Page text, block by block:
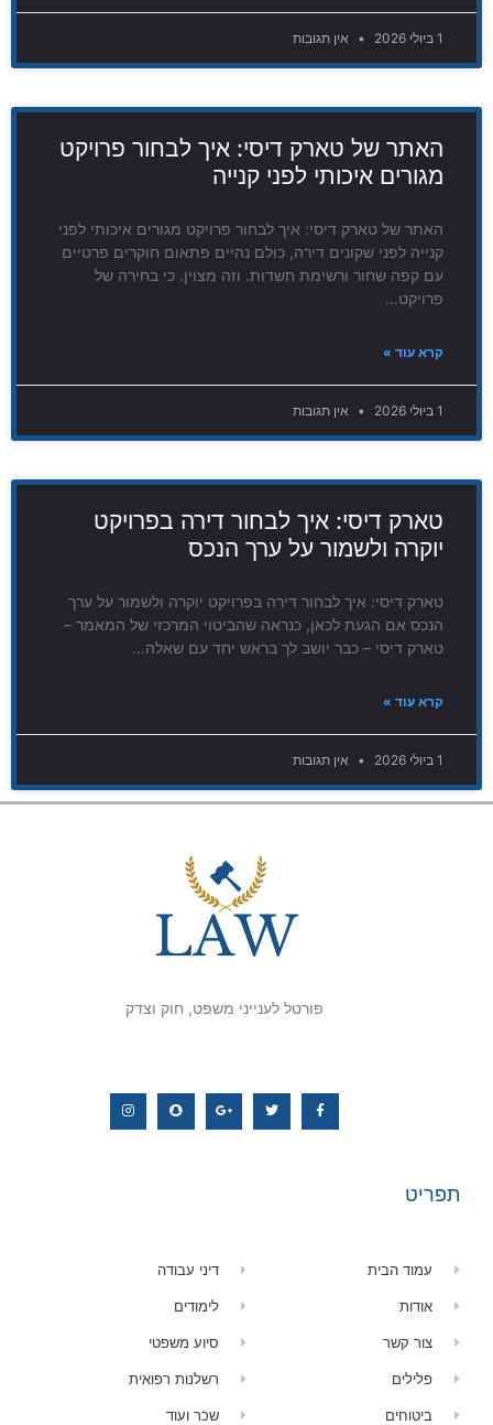
1 ביולי 2026 אין תגובות
האתר של טארק דיסי: איך לבחור פרויקט
מגורים איכותי לפני קנייה
האתר של טארק דיסי: איך לבחור פרויקט מגורים איכותי לפני
קנייה לפני שקונים דירה, כולם נהיים פתאום חוקרים פרטיים
עם קפה שחור ורשימת חשדות. וזה מצוין. כי בחירה של
פרויקט…
קרא עוד »
1 ביולי 2026 אין תגובות
טארק דיסי: איך לבחור דירה בפרויקט
יוקרה ולשמור על ערך הנכס
טארק דיסי: איך לבחור דירה בפרויקט יוקרה ולשמור על ערך
הנכס אם הגעת לכאן, כנראה שהביטוי המרכזי של המאמר –
טארק דיסי – כבר יושב לך בראש יחד עם שאלה…
קרא עוד »
1 ביולי 2026 אין תגובות
פורטל לענייני משפט, חוק וצדק
תפריט
עמוד הבית
אודות
צור קשר
פלילים
ביטוחים
דיני עבודה
לימודים
סיוע משפטי
רשלנות רפואית
שכר ועוד